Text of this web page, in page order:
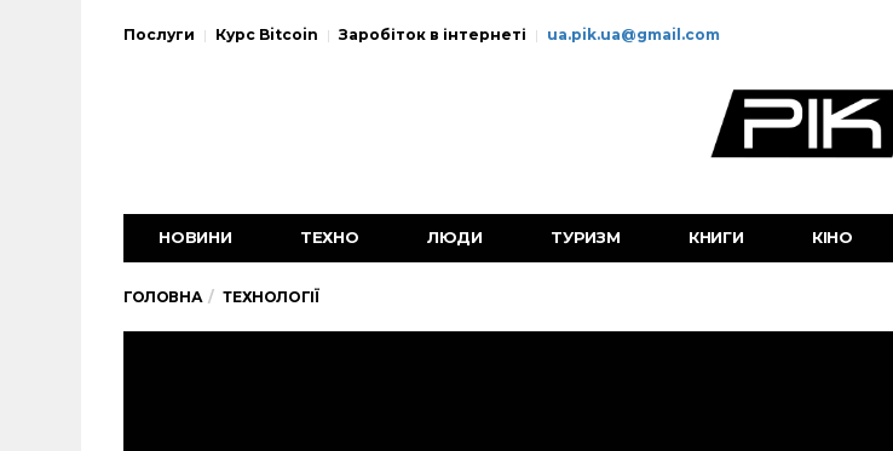
Послуги Курс Bitcoin Заробіток в інтернеті ua.pik.ua@gmail.com
НОВИНИ ТЕХНО ЛЮДИ ТУРИЗМ КНИГИ КІНО
ГОЛОВНА ТЕХНОЛОГІЇ